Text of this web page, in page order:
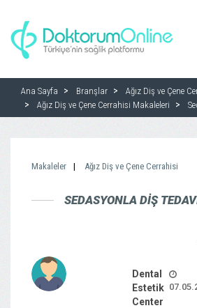
Ana Sayfa Branşlar
Ağız Diş ve Çene
Ağız Diş ve Çene Cerrahisi Makaleleri
Makaleler Ağız Diş ve Çene Cerrahisi
SEDASYONLA DIŞ
Dental
Estetik
Center